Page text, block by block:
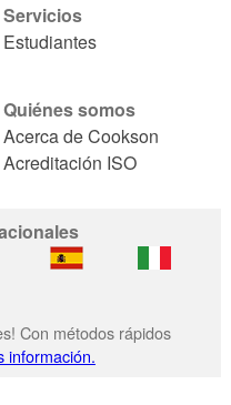
Servicios
Estudiantes
Quiénes somos
Acerca de Cookson
Acreditación ISO
Con métodos rápidos
información.